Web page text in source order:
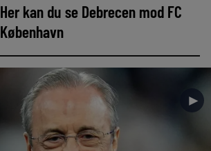
Her kan du se Debrecen mod FC
København
►